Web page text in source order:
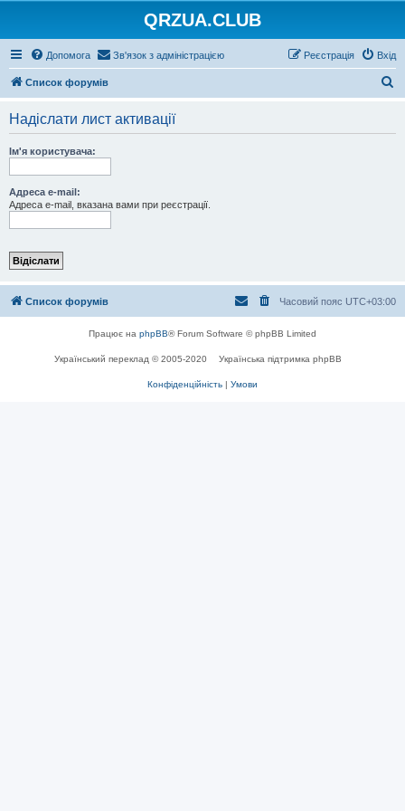
QRZUA.CLUB
Допомога Зв'язок з адміністрацією Вхід
Реєстрація
Список форумів
Надіслати лист активації
Ім'я користувача:
Адреса e-mail:
Адреса e-mail, вказана вами при реєстрації.
Список форумів Часовий пояс UTC+03:00
Працює на phpBB® Forum Software © phpBB Limited
Український переклад © 2005-2020 Українська підтримка phpBB
Конфіденційність | Умови